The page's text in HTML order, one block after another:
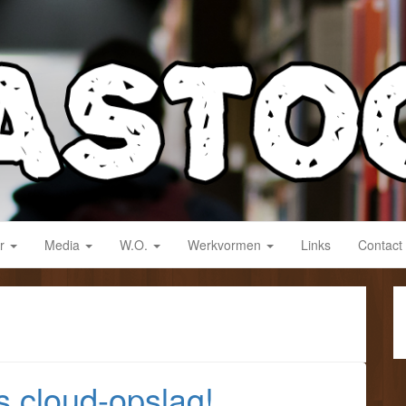
Media W.O. Werkvormen Links Contact